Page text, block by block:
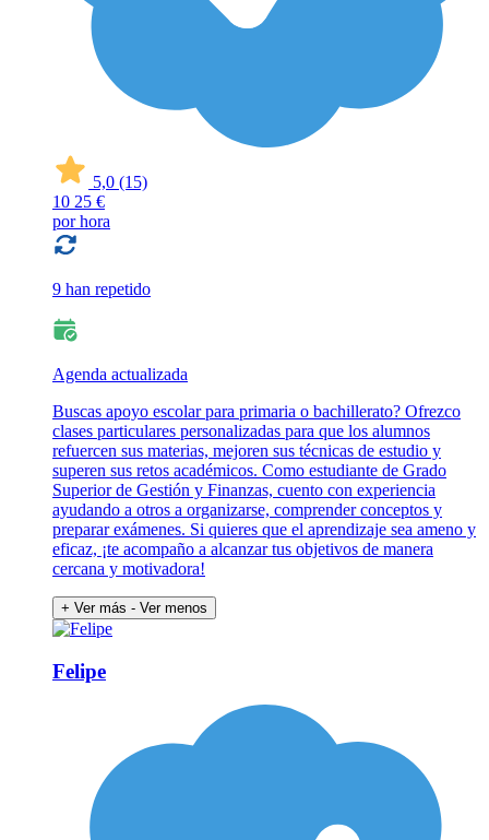
5,0 (15)
10 25 €
por hora
9 han repetido
Agenda actualizada
Buscas apoyo escolar para primaria o bachillerato? Ofrezco
clases particulares personalizadas para que los alumnos
refuercen sus materias, mejoren sus técnicas de estudio y
superen sus retos académicos. Como estudiante de Grado
Superior de Gestión y Finanzas, cuento con experiencia
ayudando a otros a organizarse, comprender conceptos y
preparar exámenes. Si quieres que el aprendizaje sea ameno y
eficaz, ¡te acompaño a alcanzar tus objetivos de manera
cercana y motivadora!
+ Ver más - Ver menos
Felipe